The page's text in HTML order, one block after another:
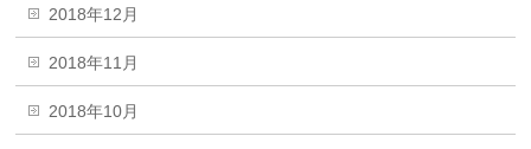
2018年12月
2018年11月
2018年10月